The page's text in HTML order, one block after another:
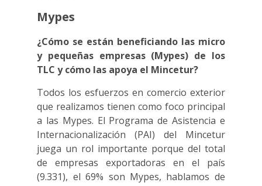
Mypes
¿Cómo se están beneficiando las micro
y pequeñas empresas (Mypes) de los
TLC y cómo las apoya el Mincetur?
Todos los esfuerzos en comercio exterior
que realizamos tienen como foco principal
a las Mypes. El Programa de Asistencia e
Internacionalización (PAI) del Mincetur
juega un rol importante porque del total
de empresas exportadoras en el país
(9.331), el 69% son Mypes, hablamos de